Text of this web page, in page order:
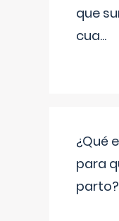
que
cua...
¿Qué
para
parto?